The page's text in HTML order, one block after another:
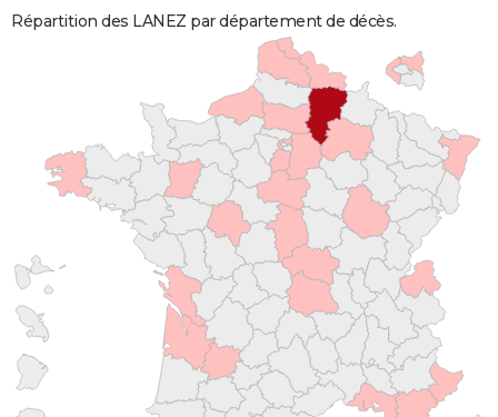
Répartition des LANEZ par département de décès.